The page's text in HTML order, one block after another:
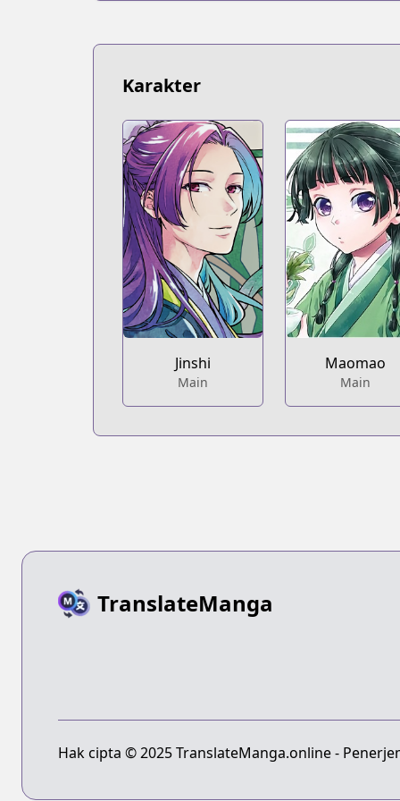
https://bookwalker.jp/series/149254/
Karakter
Jinshi
Main
Maomao
Main
TranslateManga
Hak cipta © 2025 TranslateManga.online -